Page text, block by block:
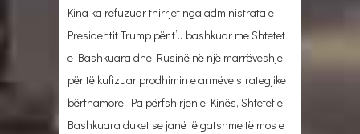
Kina ka refuzuar thirrjet nga administrata e
Presidentit Trump për t’u bashkuar me Shtetet
e Bashkuara dhe Rusinë në një marrëveshje
për të kufizuar prodhimin e armëve strategjike
bërthamore. Pa përfshirjen e Kinës, Shtetet e
Bashkuara duket se janë të gatshme të mos e